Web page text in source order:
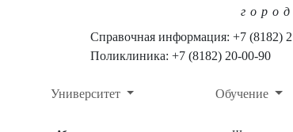
Справочная информация: +7 (8182)
Поликлиника: +7 (8182) 20-00-90
Университет Обучение